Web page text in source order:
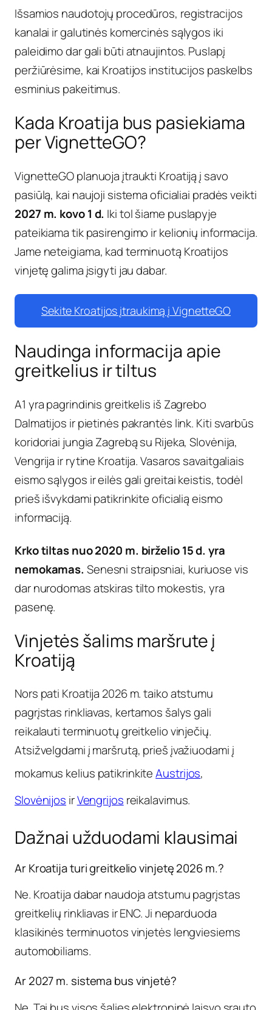
Išsamios naudotojų procedūros, registracijos
kanalai ir galutinės komercinės sąlygos iki
paleidimo dar gali būti atnaujintos. Puslapį
peržiūrėsime, kai Kroatijos institucijos paskelbs
esminius pakeitimus.
Kada Kroatija bus pasiekiama
per VignetteGO?
VignetteGO planuoja įtraukti Kroatiją į savo
pasiūlą, kai naujoji sistema oficialiai pradės veikti
2027 m. kovo 1 d. Iki tol šiame puslapyje
pateikiama tik pasirengimo ir kelionių informacija.
Jame neteigiama, kad terminuotą Kroatijos
vinjetę galima įsigyti jau dabar.
Sekite Kroatijos įtraukimą į VignetteGO
Naudinga informacija apie
greitkelius ir tiltus
A1 yra pagrindinis greitkelis iš Zagrebo
Dalmatijos ir pietinės pakrantės link. Kiti svarbūs
koridoriai jungia Zagrebą su Rijeka, Slovėnija,
Vengrija ir rytine Kroatija. Vasaros savaitgaliais
eismo sąlygos ir eilės gali greitai keistis, todėl
prieš išvykdami patikrinkite oficialią eismo
informaciją.
Krko tiltas nuo 2020 m. birželio 15 d. yra
nemokamas. Senesni straipsniai, kuriuose vis
dar nurodomas atskiras tilto mokestis, yra
pasenę.
Vinjetės šalims maršrute į
Kroatiją
Nors pati Kroatija 2026 m. taiko atstumu
pagrįstas rinkliavas, kertamos šalys gali
reikalauti terminuotų greitkelio vinječių.
Atsižvelgdami į maršrutą, prieš įvažiuodami į
mokamus kelius patikrinkiteAustrijos,
Slovėnijos irVengrijos reikalavimus.
Dažnai užduodami klausimai
Ar Kroatija turi greitkelio vinjetę 2026 m.?
Ne. Kroatija dabar naudoja atstumu pagrįstas
greitkelių rinkliavas ir ENC. Ji neparduoda
klasikinės terminuotos vinjetės lengviesiems
automobiliams.
Ar 2027 m. sistema bus vinjetė?